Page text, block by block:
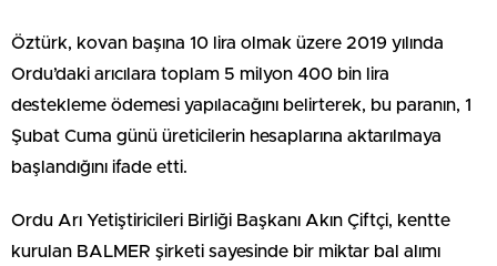
Öztürk, kovan başına 10 lira olmak üzere 2019 yılında
Ordu’daki arıcılara toplam 5 milyon 400 bin lira
destekleme ödemesi yapılacağını belirterek, bu paranın, 1
Şubat Cuma günü üreticilerin hesaplarına aktarılmaya
başlandığını ifade etti.
Ordu Arı Yetiştiricileri Birliği Başkanı Akın Çiftçi, kentte
kurulan BALMER şirketi sayesinde bir miktar bal alımı